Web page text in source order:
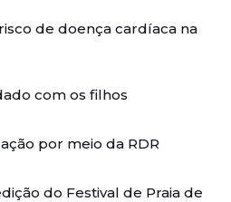
de doença cardíaca na
com os filhos
por meio da RDR
do Festival de Praia de